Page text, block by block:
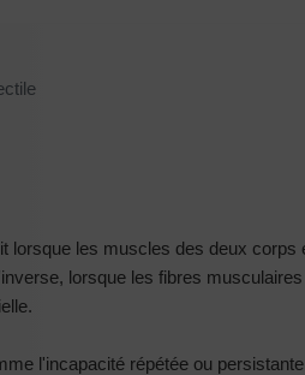
lorsque les muscles des deux
lorsque les fibres
l'incapacité répétée ou